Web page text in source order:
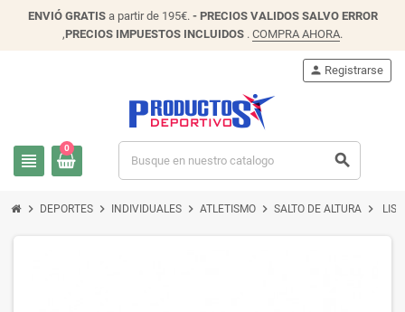
ENVIÓGRATISa partir de 195€. - PRECIOS VALIDOS SALVO ERROR
,PRECIOS IMPUESTOS INCLUIDOS . COMPRA AHORA.
view_headline
person Registrarse
0
search
chevron_right DEPORTES chevron_right INDIVIDUALES chevron_right ATLETISMO chevron_right SALTO DE ALTURA chevron_right